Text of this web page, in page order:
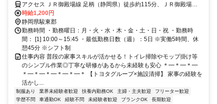
アクセス ＪＲ御殿場線 足柄（静岡県）徒歩約115分、ＪＲ御殿場線
御殿場富士山口徒歩約118分 新御殿場ICより車15分
時給1,200円
静岡県駿東郡
勤務時間 ・勤務曜日：月・火・水・木・金・土・日・祝 ・勤務時
間： [1] 10:00～15:45 ・最低勤務日数（週）：5日 ※実働5時間、休
憩45分 ※シフト制
仕事内容 普段の家事スキルが活かせる！トイレ掃除やモップ掛け等
のシンプル作業◎丁寧な研修があるから未経験も安心 ＊━＊━＊━
＊━＊━＊━＊━＊━＊ 【トヨタグループ×施設清掃】 家事の経験を
活かし...
制服あり 業界未経験者歓迎 扶養内勤務OK 主婦・主夫歓迎
フリーター歓迎
学歴不問
車通勤OK 経験不問 未経験者歓迎 ブランクOK
長期歓迎